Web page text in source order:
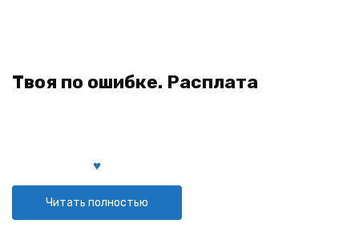
Твоя по ошибке. Расплата
Читать полностью